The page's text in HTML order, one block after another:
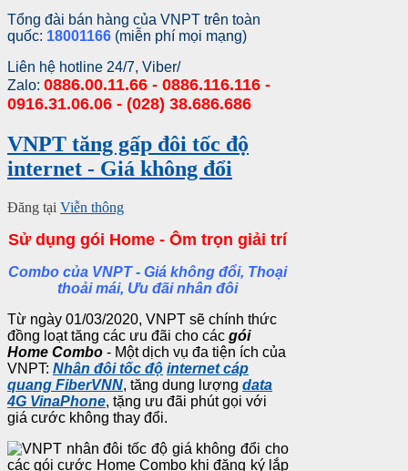
Tổng đài bán hàng của VNPT trên toàn
quốc: 18001166 (miễn phí mọi mạng)
Liên hệ hotline 24/7, Viber/
Zalo: 0886.00.11.66 - 0886.116.116 -
0916.31.06.06 - (028) 38.686.686
VNPT tăng gấp đôi tốc độ
internet - Giá không đổi
Đăng tại Viễn thông
Sử dụng gói Home - Ôm trọn giải trí
Combo của VNPT - Giá không đổi, Thoại
thoải mái, Ưu đãi nhân đôi
Từ ngày 01/03/2020, VNPT sẽ chính thức
đồng loạt tăng các ưu đãi cho các gói
Home Combo - Một dịch vụ đa tiện ích của
VNPT: Nhân đôi tốc độ internet cáp
quang FiberVNN, tăng dung lượng data
4G VinaPhone, tặng ưu đãi phút gọi với
giá cước không thay đổi.